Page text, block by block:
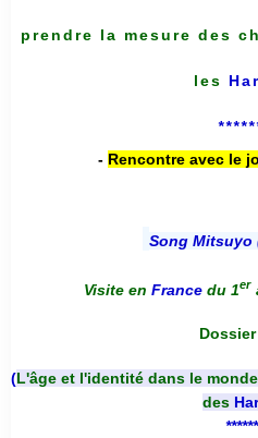
prendre la mesure des
les
- Rencontre avec le
Song Mitsuyo
Visite en France du 1er
Dossier
(L'âge et l'identité dans le
des